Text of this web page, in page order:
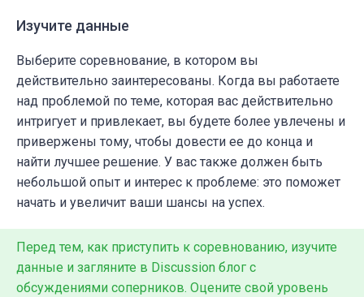
Изучите данные
Выберите соревнование, в котором вы
действительно заинтересованы. Когда вы работаете
над проблемой по теме, которая вас действительно
интригует и привлекает, вы будете более увлечены и
привержены тому, чтобы довести ее до конца и
найти лучшее решение. У вас также должен быть
небольшой опыт и интерес к проблеме: это поможет
начать и увеличит ваши шансы на успех.
Перед тем, как приступить к соревнованию, изучите
данные и загляните в Discussion блог c
обсуждениями соперников. Оцените свой уровень